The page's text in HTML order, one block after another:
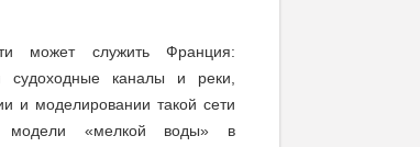
может служить Франция:
судоходные каналы и реки,
и моделировании такой сети
модели «мелкой воды» в